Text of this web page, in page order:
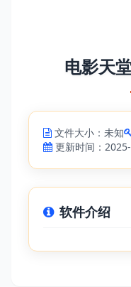
电影天
文件大小：未知
更新时间：
软件介绍